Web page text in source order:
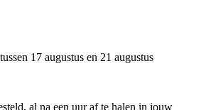
17 augustus en 21 augustus
al na een uur af te halen in jouw